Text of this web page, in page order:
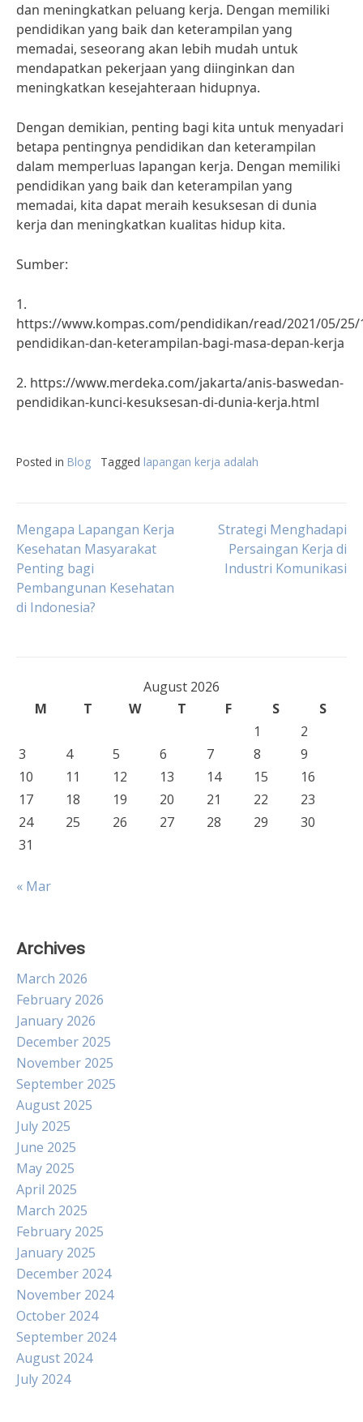
dan meningkatkan peluang kerja. Dengan memiliki
pendidikan yang baik dan keterampilan yang
memadai, seseorang akan lebih mudah untuk
mendapatkan pekerjaan yang diinginkan dan
meningkatkan kesejahteraan hidupnya.
Dengan demikian, penting bagi kita untuk menyadari
betapa pentingnya pendidikan dan keterampilan
dalam memperluas lapangan kerja. Dengan memiliki
pendidikan yang baik dan keterampilan yang
memadai, kita dapat meraih kesuksesan di dunia
kerja dan meningkatkan kualitas hidup kita.
Sumber:
1.
https://www.kompas.com/pendidikan/read/2021/05/25/
pendidikan-dan-keterampilan-bagi-masa-depan-kerja
2. https://www.merdeka.com/jakarta/anis-baswedan-
pendidikan-kunci-kesuksesan-di-dunia-kerja.html
Posted in Blog Tagged lapangan kerja adalah
Post
navigation
Mengapa Lapangan Kerja
Kesehatan Masyarakat
Penting bagi
Pembangunan Kesehatan
di Indonesia?
Strategi Menghadapi
Persaingan Kerja di
Industri Komunikasi
August 2026
M
T W T F S
S
1
2
3
4 5 6 7 8
9
10
11 12 13 14 15
16
17
18 19 20 21 22
23
24
25 26 27 28 29
30
31
« Mar
Archives
March 2026
February 2026
January 2026
December 2025
November 2025
September 2025
August 2025
July 2025
June 2025
May 2025
April 2025
March 2025
February 2025
January 2025
December 2024
November 2024
October 2024
September 2024
August 2024
July 2024